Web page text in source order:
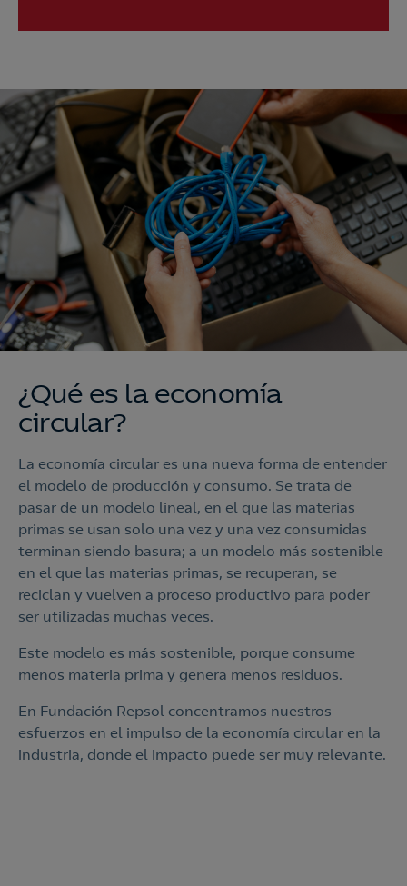
¿Qué es la economía
circular?
La economía circular es una nueva forma de entender
el modelo de producción y consumo. Se trata de
pasar de un modelo lineal, en el que las materias
primas se usan solo una vez y una vez consumidas
terminan siendo basura; a un modelo más sostenible
en el que las materias primas, se recuperan, se
reciclan y vuelven a proceso productivo para poder
ser utilizadas muchas veces.​
Este modelo es más sostenible, porque consume
menos materia prima y genera menos residuos.​
En Fundación Repsol concentramos nuestros
esfuerzos en el impulso de la economía circular en la
industria, donde el impacto puede ser muy relevante.